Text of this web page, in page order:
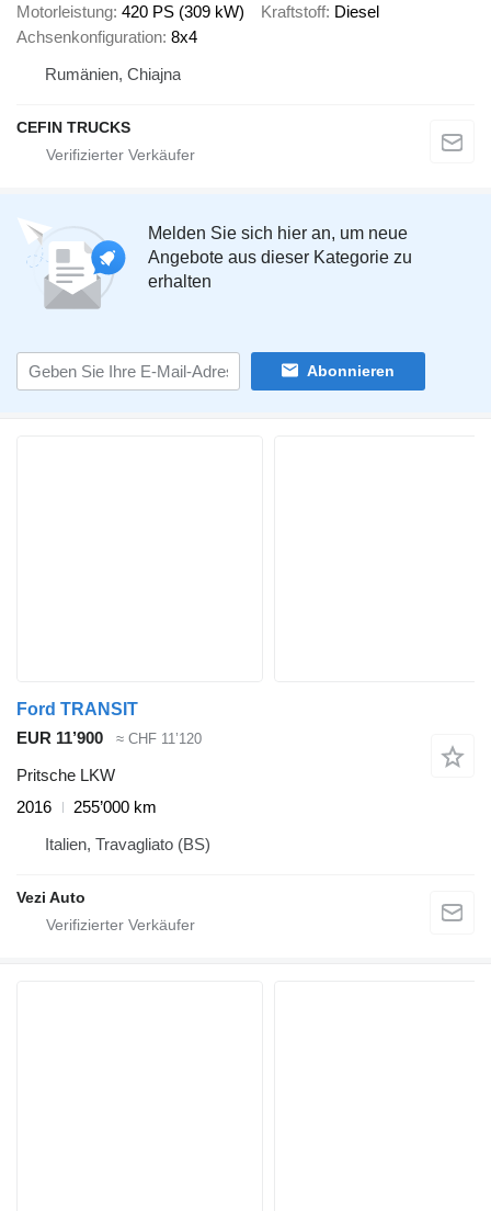
Motorleistung 420 PS (309 kW) Kraftstoff Diesel
Achsenkonfiguration 8x4
Rumänien, Chiajna
CEFIN TRUCKS
Melden Sie sich hier an, um neue
Angebote aus dieser Kategorie zu
erhalten
Abonnieren
Ford TRANSIT
EUR 11’900
≈ CHF 11’120
Pritsche LKW
2016
255’000 km
Italien, Travagliato (BS)
Vezi Auto